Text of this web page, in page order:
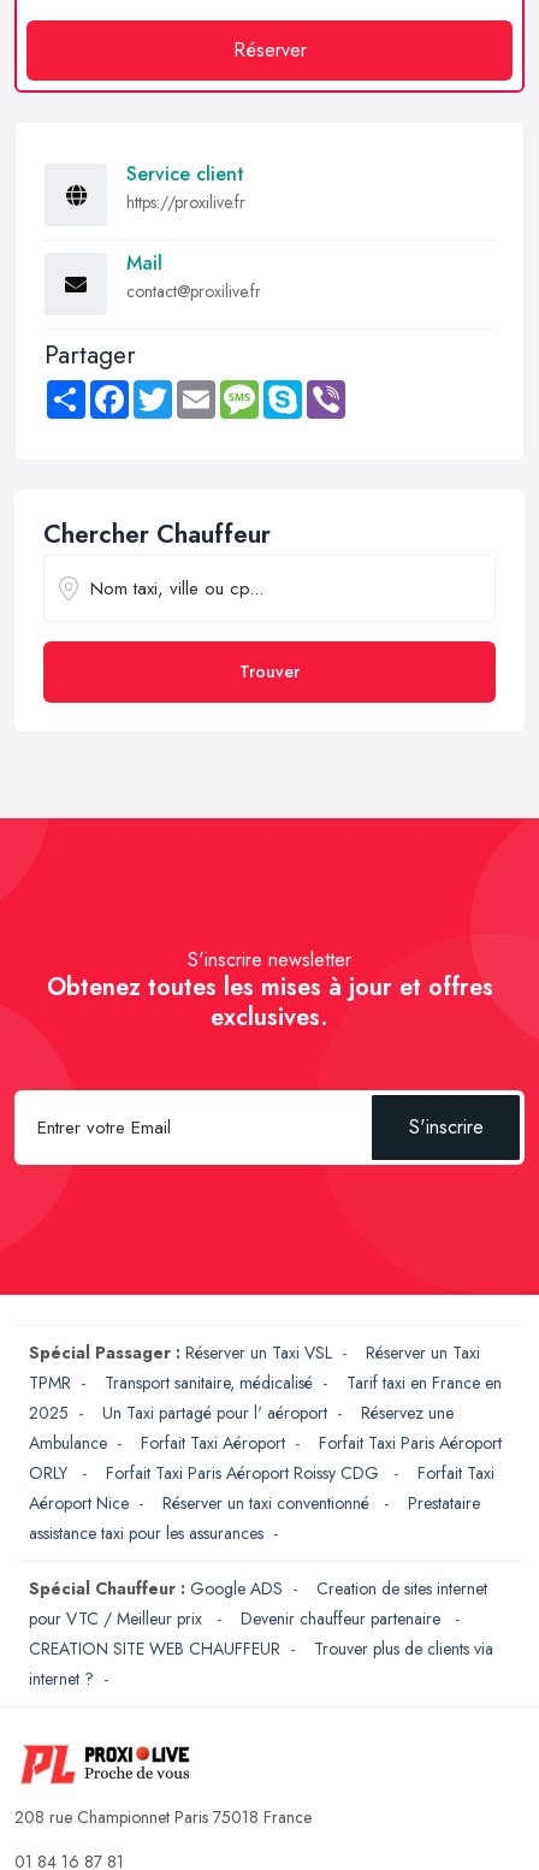
Réserver
Service client
https://proxilive.fr
Mail
contact@proxilive.fr
Partager
Share FacebookTwitter Email MessageSkype
Chercher Chauffeur
Trouver
S'inscrire newsletter
Obtenez toutes les mises à jour et offres
exclusives.
S'inscrire
Spécial Passager : Réserver un Taxi VSL - Réserver un Taxi
TPMR - Transport sanitaire, médicalisé - Tarif taxi en France en
2025 - Un Taxi partagé pour l' aéroport - Réservez une
Ambulance - Forfait Taxi Aéroport - Forfait Taxi Paris Aéroport
ORLY
- Forfait Taxi Paris Aéroport Roissy CDG - Forfait Taxi
Aéroport Nice - Réserver un taxi conventionné - Prestataire
assistance taxi pour les assurances -
Spécial Chauffeur : Google ADS - Creation de sites internet
pour VTC / Meilleur prix
- Devenir chauffeur partenaire
-
CREATION SITE WEB CHAUFFEUR - Trouver plus de clients via
internet ? -
208 rue Championnet Paris 75018 France
01 84 16 87 81